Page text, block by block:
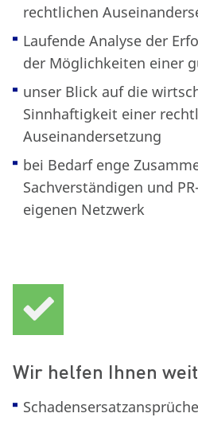
rechtlichen
Laufende Analyse der
der Möglichkeiten einer
unser Blick auf die
Sinnhaftigkeit einer
Auseinandersetzung
bei Bedarf enge
Sachverständigen und
eigenen Netzwerk
Wir helfen Ihnen